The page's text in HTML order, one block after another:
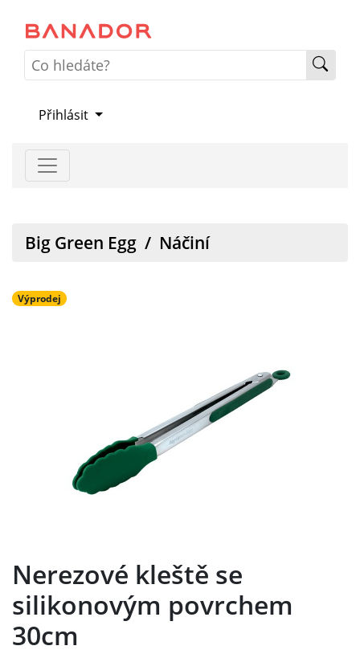
Přihlásit
Big Green Egg / Náčiní
Výprodej
Nerezové kleště se
silikonovým povrchem
30cm